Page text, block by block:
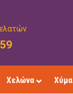
Χελώνα